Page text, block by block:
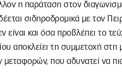
η παράταση στον
σιδηροδρομικά με τον
είναι και όσα προβλέπει το
αποκλείει τη συμμετοχή στη
που αδυνατεί να